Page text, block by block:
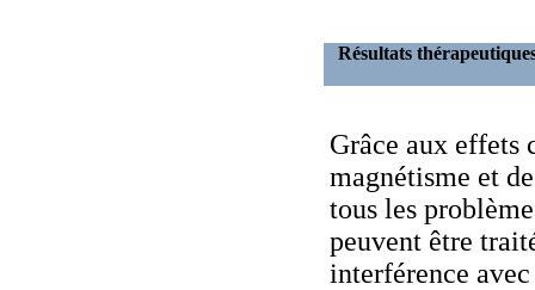
Résultats
Grâce aux effets
magnétisme et
tous les
peuvent être
interférence